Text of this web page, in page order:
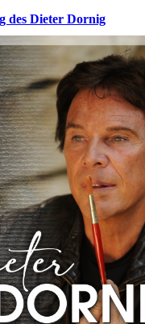
des Dieter Dornig